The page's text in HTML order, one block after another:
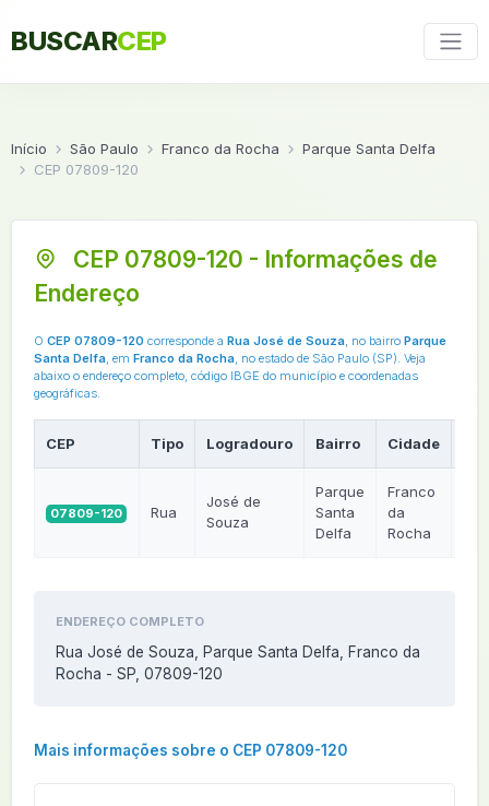
BUSCARCEP
Início São Paulo Franco da Rocha
Parque Santa Delfa
CEP 07809-120
CEP 07809-120 - Informações de
Endereço
O CEP 07809-120 corresponde a Rua José de Souza, no bairro Parque
Santa Delfa, em Franco da Rocha, no estado de São Paulo (SP). Veja
abaixo o endereço completo, código IBGE do município e coordenadas
geográficas.
CEP Tipo Logradouro Bairro Cidade
07809-120 Rua
José de
Souza
Parque
Santa
Delfa
Franco
da
Rocha
ENDEREÇO COMPLETO
Rua José de Souza, Parque Santa Delfa, Franco da
Rocha - SP, 07809-120
Mais informações sobre o CEP 07809-120